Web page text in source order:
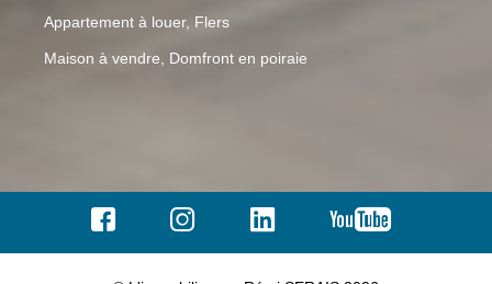
Appartement à louer, Flers
Maison à vendre, Domfront en poiraie